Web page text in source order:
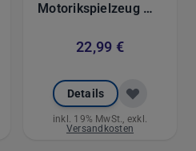
Motorikspielzeug mit
mit Klettverschluss,
22,99 €
inkl. 19% MwSt., exkl.
Versandkosten
Details